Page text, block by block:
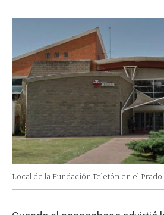
Local de la Fundación Teletón en el Prado.